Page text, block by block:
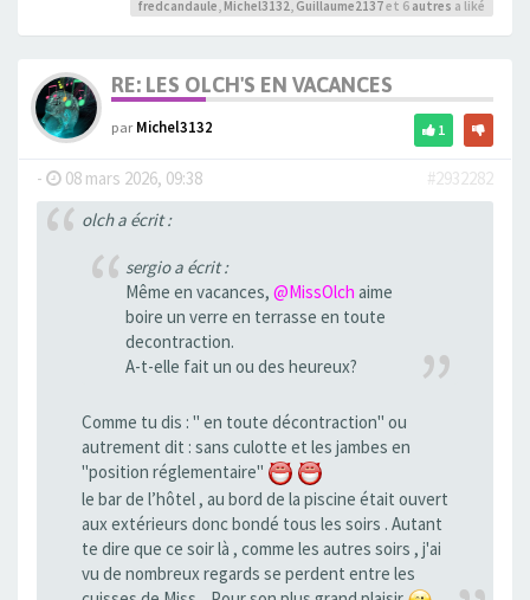
fredcandaule, Michel3132, Guillaume2137et 6 autres a liké
RE: LES OLCH'S EN VACANCES
parMichel3132 1
- 08 mars 2026, 09:38
#2932282
olch a écrit :
sergio a écrit :
Même en vacances, @MissOlch aime
boire un verre en terrasse en toute
decontraction.
A-t-elle fait un ou des heureux?
Comme tu dis : " en toute décontraction" ou
autrement dit : sans culotte et les jambes en
"position réglementaire"
le bar de l’hôtel , au bord de la piscine était ouvert
aux extérieurs donc bondé tous les soirs . Autant
te dire que ce soir là , comme les autres soirs , j'ai
vu de nombreux regards se perdent entre les